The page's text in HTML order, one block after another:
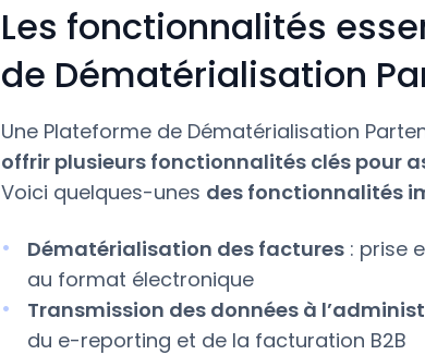
Les fonctionnalités
de Dématérialisation
Une Plateforme de Dématérialisation
offrir plusieurs fonctionnalités clés pour
Voici quelques-unes des fonctionnalités
Dématérialisation des factures: prise
au format électronique
Transmission des données à
du e-reporting et de la facturation B2B